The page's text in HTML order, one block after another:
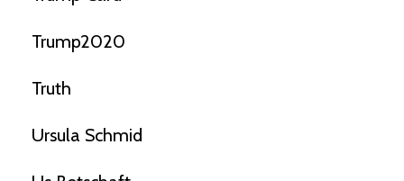
Trump2020
Truth
Ursula Schmid